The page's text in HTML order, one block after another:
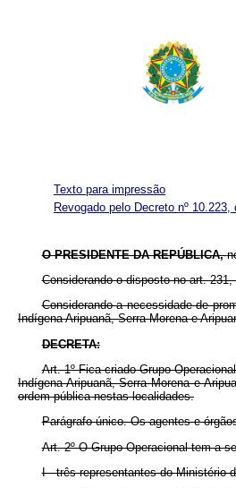
Texto para impressão
Revogado pelo Decreto nº 10.223,
O PRESIDENTE DA REPÚBLICA,
Considerando o disposto no art.
Considerando a necessidade de
Indígena Aripuanã, Serra Morena e
DECRETA:
Art. 1º Fica criado Grupo
Indígena Aripuanã, Serra Morena e
ordem pública nestas localidades.
Parágrafo único. Os agentes e
Art. 2º O Grupo Operacional tem a
I - três representantes do Ministério